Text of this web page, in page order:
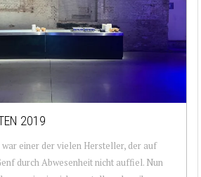
2019
war einer der vielen Hersteller, der auf
durch Abwesenheit nicht auffiel. Nun